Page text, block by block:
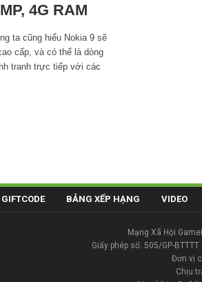
4G RAM
ta cũng hiểu Nokia 9 sẽ
cấp, và có thể là dòng
tranh trực tiếp với các
GIFTCODE BẢNG XẾP HẠNG VIDEO
Mạng Xã Hội
Giấy phép số: 505/GP-
Đơn vị
Chịu